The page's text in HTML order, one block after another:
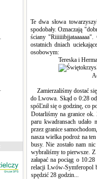
Te dwa słowa
spodobały. Oznaczają
ściany
ostatnich dniach
osobowym:
Tereska
Zamierzaliśmy dostać się
do Lwowa. Skąd o 0:28
spóĽnił się o godzinę, co
Dotarliśmy na granice ok.
paru kwadransach udało
przez granice
nasza wielka podroż na
busy. Nie zostało nam
wybraliśmy to pierwsze. Z
załapać na pociąg o
relacji Lwów-Symferopol
spędzić 28 godzin...